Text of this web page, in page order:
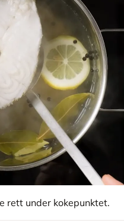
rett under kokepunktet.